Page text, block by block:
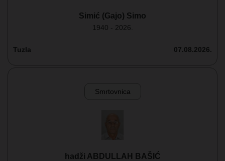
Simić (Gajo) Simo
1940 - 2026.
Tuzla 07.08.2026.
Smrtovnica
hadži ABDULLAH BAŠIĆ